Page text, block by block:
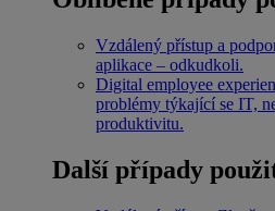
Vzdálený přístup a
aplikace – odkudkoli.
Digital employee
problémy týkající se IT,
produktivitu.
Další případy